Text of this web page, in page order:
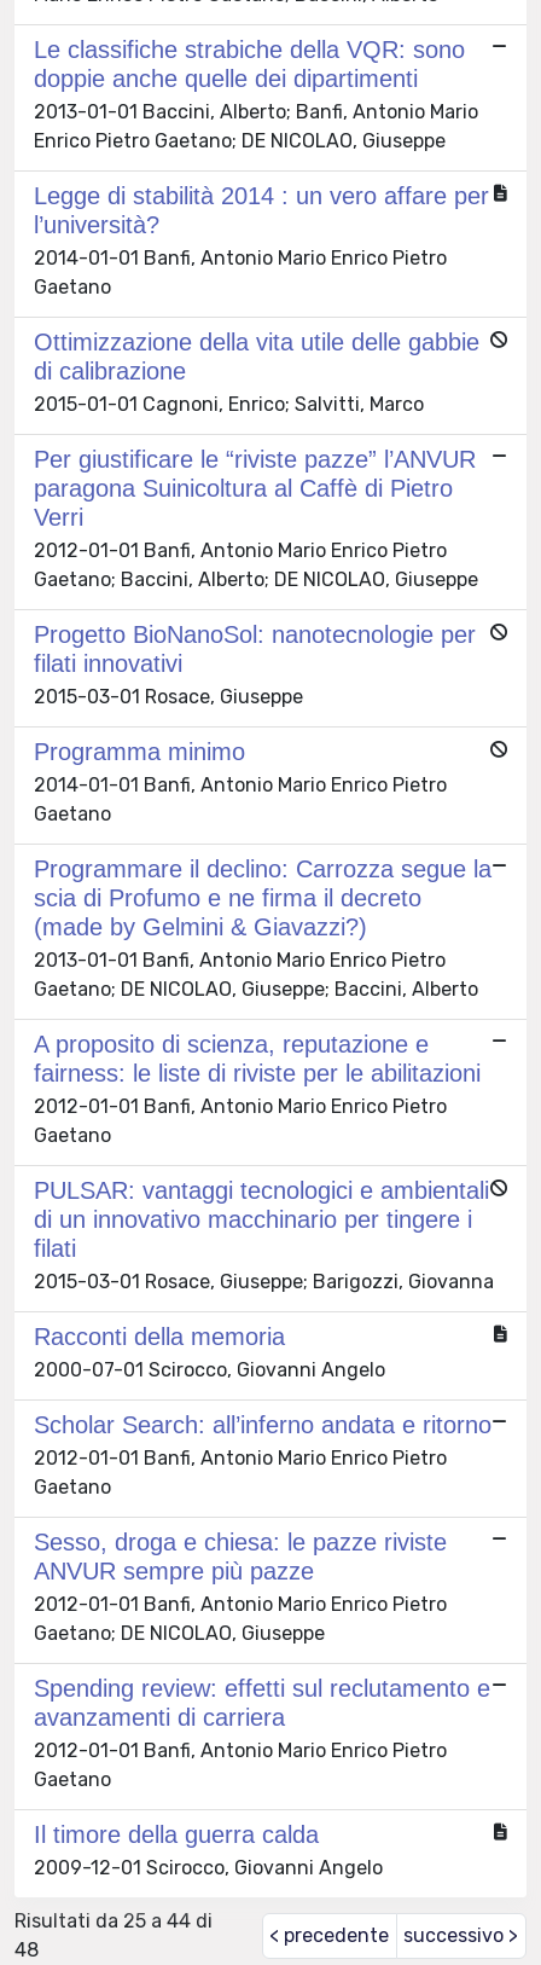
Le classifiche strabiche della VQR: sono
doppie anche quelle dei dipartimenti
2013-01-01 Baccini, Alberto; Banfi, Antonio Mario
Enrico Pietro Gaetano; DE NICOLAO, Giuseppe
Legge di stabilità 2014 : un vero affare per
l’università?
2014-01-01 Banfi, Antonio Mario Enrico Pietro
Gaetano
Ottimizzazione della vita utile delle gabbie
di calibrazione
2015-01-01 Cagnoni, Enrico; Salvitti, Marco
Per giustificare le “riviste pazze” l’ANVUR
paragona Suinicoltura al Caffè di Pietro
Verri
2012-01-01 Banfi, Antonio Mario Enrico Pietro
Gaetano; Baccini, Alberto; DE NICOLAO, Giuseppe
Progetto BioNanoSol: nanotecnologie per
filati innovativi
2015-03-01 Rosace, Giuseppe
Programma minimo
2014-01-01 Banfi, Antonio Mario Enrico Pietro
Gaetano
Programmare il declino: Carrozza segue la
scia di Profumo e ne firma il decreto
(made by Gelmini & Giavazzi?)
2013-01-01 Banfi, Antonio Mario Enrico Pietro
Gaetano; DE NICOLAO, Giuseppe; Baccini, Alberto
A proposito di scienza, reputazione e
fairness: le liste di riviste per le abilitazioni
2012-01-01 Banfi, Antonio Mario Enrico Pietro
Gaetano
PULSAR: vantaggi tecnologici e ambientali
di un innovativo macchinario per tingere i
filati
2015-03-01 Rosace, Giuseppe; Barigozzi, Giovanna
Racconti della memoria
2000-07-01 Scirocco, Giovanni Angelo
Scholar Search: all’inferno andata e ritorno
2012-01-01 Banfi, Antonio Mario Enrico Pietro
Gaetano
Sesso, droga e chiesa: le pazze riviste
ANVUR sempre più pazze
2012-01-01 Banfi, Antonio Mario Enrico Pietro
Gaetano; DE NICOLAO, Giuseppe
Spending review: effetti sul reclutamento e
avanzamenti di carriera
2012-01-01 Banfi, Antonio Mario Enrico Pietro
Gaetano
Il timore della guerra calda
2009-12-01 Scirocco, Giovanni Angelo
Risultati da 25 a 44 di
48
< precedente successivo >